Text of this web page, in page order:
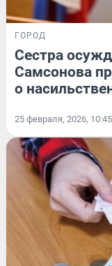
ГОРОД
Сестра
Самсонова
о
25 февраля, 2026, 10:45